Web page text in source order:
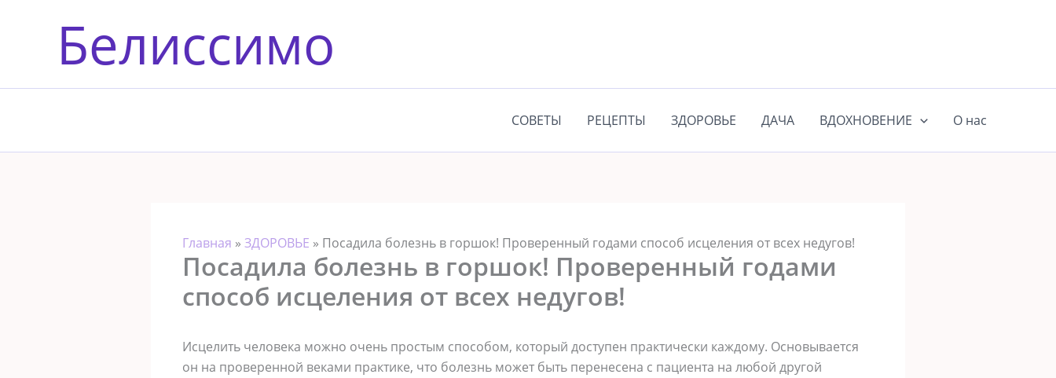
содержимомуБелиссимо
СОВЕТЫ РЕЦЕПТЫ ЗДОРОВЬЕ ДАЧА ВДОХНОВЕНИЕ О нас
Главная » ЗДОРОВЬЕ » Посадила болезнь в горшок! Проверенный годами способ исцеления от всех недугов!
Посадила болезнь в горшок! Проверенный годами
способ исцеления от всех недугов!
Исцелить человека можно очень простым способом, который доступен практически каждому. Основывается
он на проверенной веками практике, что болезнь может быть перенесена с пациента на любой другой